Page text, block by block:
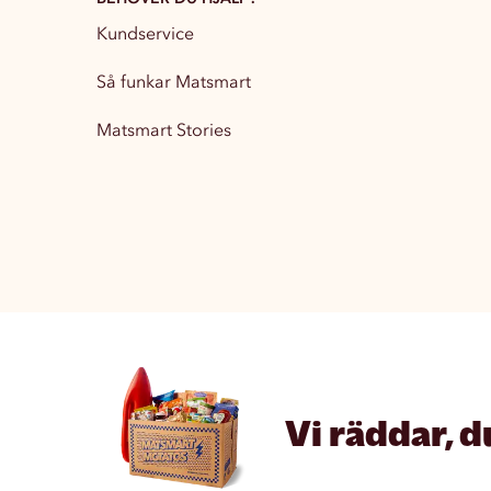
Partytillbehör
Kundservice
Så funkar Matsmart
Matsmart Stories
Vi räddar,